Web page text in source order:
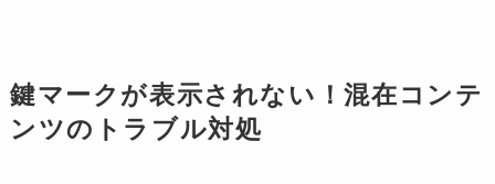
鍵マークが表示されない！混在コンテ
ンツのトラブル対処